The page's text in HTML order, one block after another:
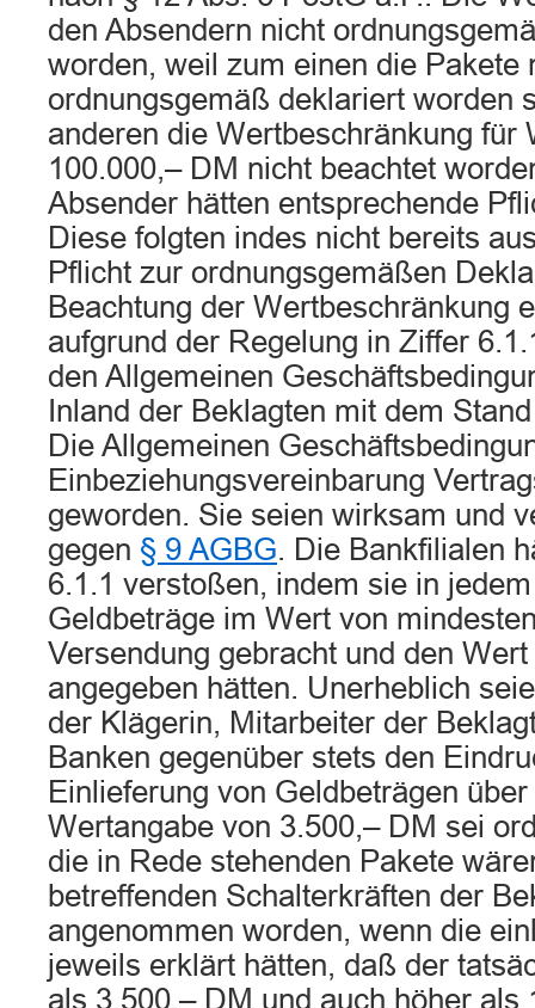
den Absendern nicht
worden, weil zum einen die Pakete
ordnungsgemäß deklariert worden
anderen die Wertbeschränkung für
100.000,– DM nicht beachtet
Absender hätten entsprechende
Diese folgten indes nicht bereits
Pflicht zur ordnungsgemäßen
Beachtung der Wertbeschränkung
aufgrund der Regelung in Ziffer
den Allgemeinen
Inland der Beklagten mit dem
Die Allgemeinen
Einbeziehungsvereinbarung
geworden. Sie seien wirksam und
gegen § 9 AGBG. Die Bankfilialen
6.1.1 verstoßen, indem sie in
Geldbeträge im Wert von
Versendung gebracht und den
angegeben hätten. Unerheblich
der Klägerin, Mitarbeiter der
Banken gegenüber stets den
Einlieferung von Geldbeträgen
Wertangabe von 3.500,– DM sei
die in Rede stehenden Pakete
betreffenden Schalterkräften der
angenommen worden, wenn die
jeweils erklärt hätten, daß der
als 3.500,– DM und auch höher als